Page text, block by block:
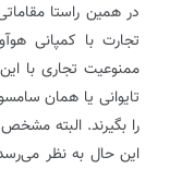
در همین راستا
تجارت با کمپانی
ممنوعیت تجاری با
تایوانی یا همان
را بگیرند. البته
این حال به نظر